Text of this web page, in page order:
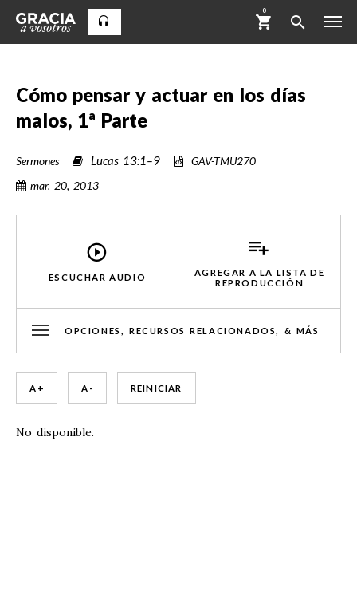
0
Cómo pensar y actuar en los días
malos, 1ª Parte
Sermones Lucas 13:1–9
GAV-TMU270
mar. 20, 2013
ESCUCHAR AUDIO
AGREGAR A LA LISTA DE
REPRODUCCIÓN
OPCIONES, RECURSOS RELACIONADOS, & MÁS
A + A - REINICIAR
No disponible.